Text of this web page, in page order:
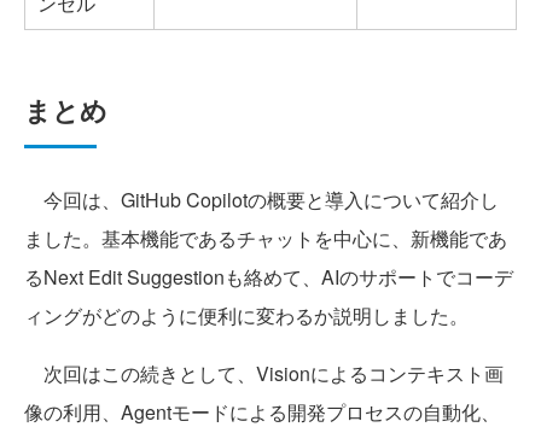
まとめ
今回は、GitHub Copilotの概要と導入について紹介し
ました。基本機能であるチャットを中心に、新機能であ
るNext Edit Suggestionも絡めて、AIのサポートでコーデ
ィングがどのように便利に変わるか説明しました。
次回はこの続きとして、Visionによるコンテキスト画
像の利用、Agentモードによる開発プロセスの自動化、